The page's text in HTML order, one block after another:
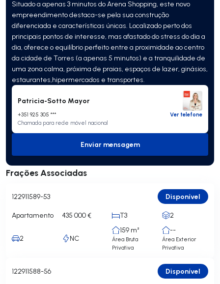
Situado a apenas 3 minutos do Arena Shopping, este novo
empreendimento destaca-se pela sua construção
diferenciada e características únicas. Localizado perto dos
principais pontos de interesse, mas afastado do stress do dia a
dia, oferece o equilíbrio perfeito entre a proximidade ao centro
da cidade de Torres (a apenas 5 minutos) e a tranquilidade de
uma zona calma, próxima de praias, espaços de lazer, ginásios,
estaurantes,hipermercados e transportes.
Patricia-Sotto Mayor
+351 925 305 ***
Ver telefone
Chamada para rede móvel nacional
Enviar mensagem
Enviar mensagem
Frações Associadas
122911589-53 Disponível
Apartamento 435 000 € T3 2
2 NC
159 m²
Área Bruta
Privativa
--
Área Exterior
Privativa
122911588-56 Disponível